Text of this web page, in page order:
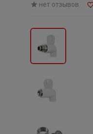
нет отзывов